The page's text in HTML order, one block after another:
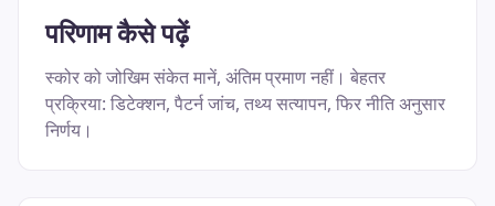
परिणाम कैसे पढ़ें
स्कोर को जोखिम संकेत मानें, अंतिम प्रमाण नहीं। बेहतर
प्रक्रिया: डिटेक्शन, पैटर्न जांच, तथ्य सत्यापन, फिर नीति अनुसार
निर्णय।